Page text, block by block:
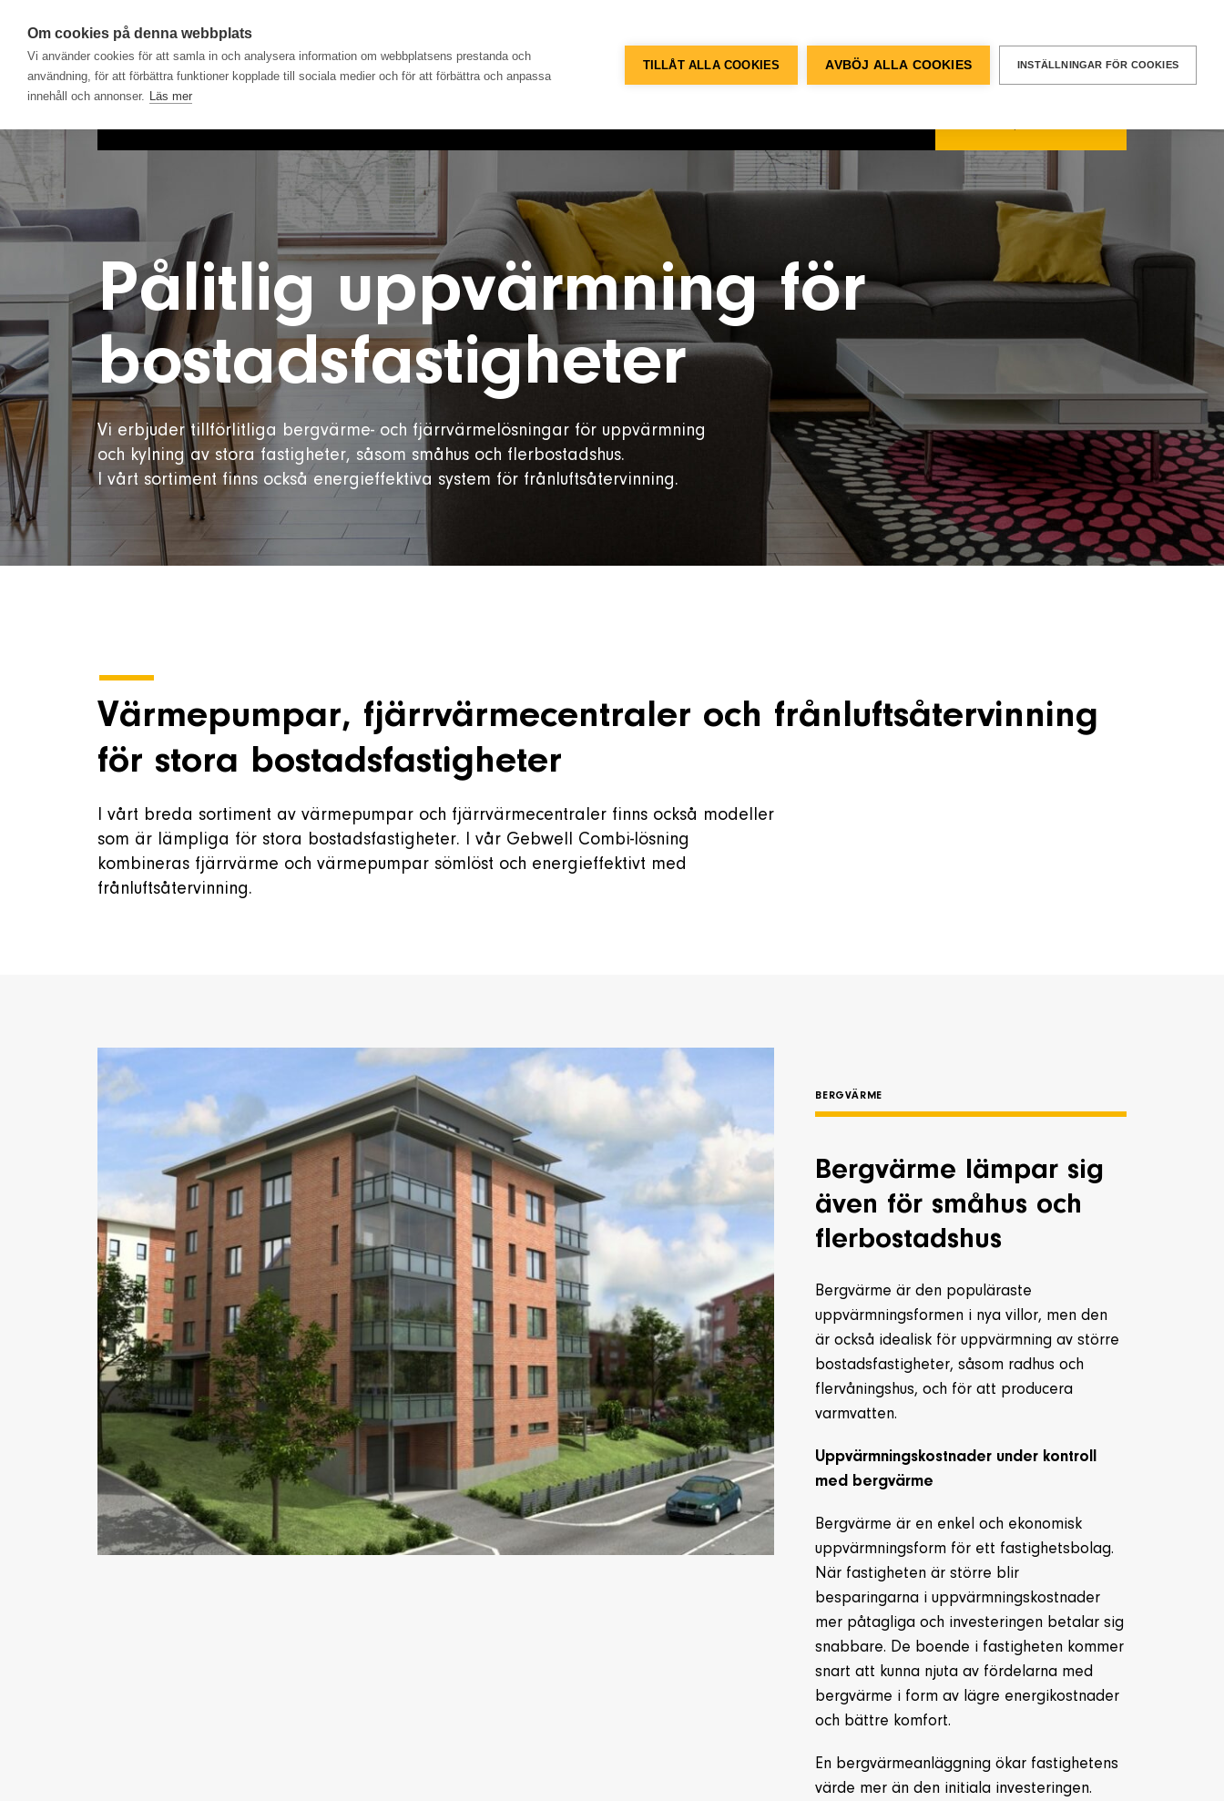
+46 8 515 109 70 Konsumentvägen 12, Älvsjö
Sök
efter:
Pålitlig uppvärmning för
bostadsfastigheter
Vi erbjuder tillförlitliga bergvärme- och fjärrvärmelösningar för uppvärmning
och kylning av stora fastigheter, såsom småhus och flerbostadshus.
I vårt sortiment finns också energieffektiva system för frånluftsåtervinning.
Värmepumpar, fjärrvärmecentraler och frånluftsåtervinning
för stora bostadsfastigheter
I vårt breda sortiment av värmepumpar och fjärrvärmecentraler finns också modeller
som är lämpliga för stora bostadsfastigheter. I vår Gebwell Combi-lösning
kombineras fjärrvärme och värmepumpar sömlöst och energieffektivt med
frånluftsåtervinning.
BERGVÄRME
Bergvärme lämpar sig
även för småhus och
flerbostadshus
Bergvärme är den populäraste
uppvärmningsformen i nya villor, men den
är också idealisk för uppvärmning av större
bostadsfastigheter, såsom radhus och
flervåningshus, och för att producera
varmvatten.
Uppvärmningskostnader under kontroll
med bergvärme
Bergvärme är en enkel och ekonomisk
uppvärmningsform för ett fastighetsbolag.
När fastigheten är större blir
besparingarna i uppvärmningskostnader
mer påtagliga och investeringen betalar sig
snabbare. De boende i fastigheten kommer
snart att kunna njuta av fördelarna med
bergvärme i form av lägre energikostnader
och bättre komfort.
En bergvärmeanläggning ökar fastighetens
värde mer än den initiala investeringen.
Om cookies på denna webbplats
Vi använder cookies för att samla in och analysera information om webbplatsens prestanda och
användning, för att förbättra funktioner kopplade till sociala medier och för att förbättra och anpassa
innehåll och annonser. Läs mer
TILLÅT ALLA COOKIES AVBÖJ ALLA COOKIES INSTÄLLNINGAR FÖR COOKIES